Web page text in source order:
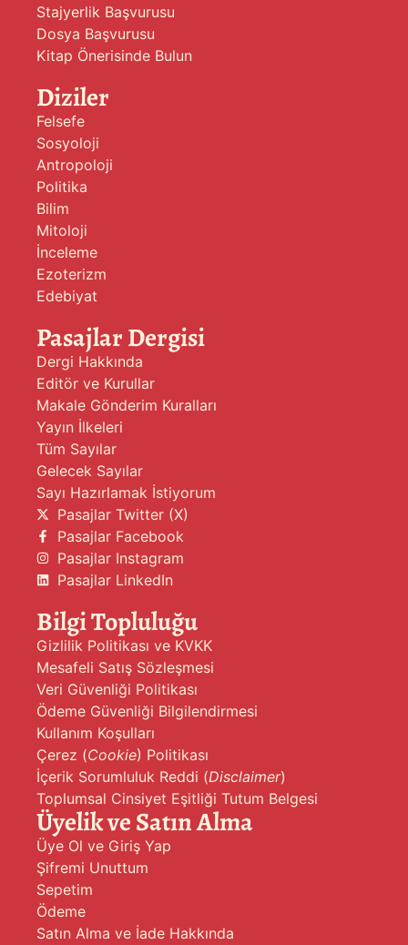
Stajyerlik Başvurusu
Dosya Başvurusu
Kitap Önerisinde Bulun
Diziler
Felsefe
Sosyoloji
Antropoloji
Politika
Bilim
Mitoloji
İnceleme
Ezoterizm
Edebiyat
Pasajlar Dergisi
Dergi Hakkında
Editör ve Kurullar
Makale Gönderim Kuralları
Yayın İlkeleri
Tüm Sayılar
Gelecek Sayılar
Sayı Hazırlamak İstiyorum
Pasajlar Twitter (X)
Pasajlar Facebook
Pasajlar Instagram
Pasajlar LinkedIn
Bilgi Topluluğu
Gizlilik Politikası ve KVKK
Mesafeli Satış Sözleşmesi
Veri Güvenliği Politikası
Ödeme Güvenliği Bilgilendirmesi
Kullanım Koşulları
Çerez (Cookie) Politikası
İçerik Sorumluluk Reddi (Disclaimer)
Toplumsal Cinsiyet Eşitliği Tutum Belgesi
Üyelik ve Satın Alma
Üye Ol ve Giriş Yap
Şifremi Unuttum
Sepetim
Ödeme
Satın Alma ve İade Hakkında